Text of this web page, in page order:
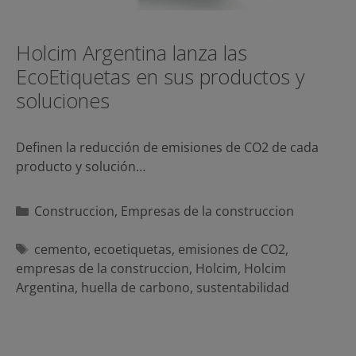
Holcim Argentina lanza las
EcoEtiquetas en sus productos y
soluciones
Definen la reducción de emisiones de CO2 de cada
producto y solución…
Categorías
Construccion, Empresas de la construccion
Etiquetas
cemento, ecoetiquetas, emisiones de CO2,
empresas de la construccion, Holcim, Holcim
Argentina, huella de carbono, sustentabilidad